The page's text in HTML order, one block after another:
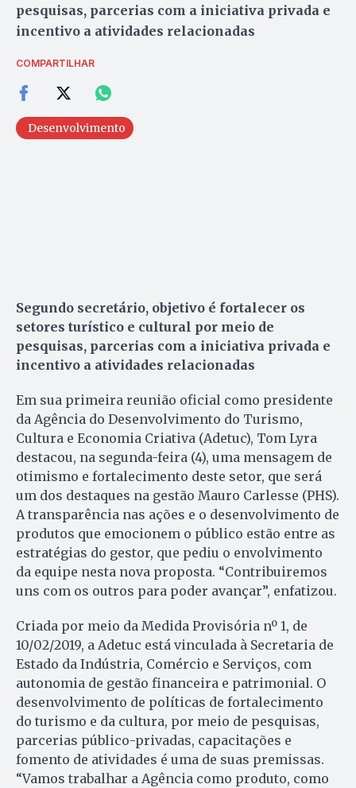
pesquisas, parcerias com a iniciativa privada e
incentivo a atividades relacionadas
COMPARTILHAR
Desenvolvimento
Segundo secretário, objetivo é fortalecer os
setores turístico e cultural por meio de
pesquisas, parcerias com a iniciativa privada e
incentivo a atividades relacionadas
Em sua primeira reunião oficial como presidente
da Agência do Desenvolvimento do Turismo,
Cultura e Economia Criativa (Adetuc), Tom Lyra
destacou, na segunda-feira (4), uma mensagem de
otimismo e fortalecimento deste setor, que será
um dos destaques na gestão Mauro Carlesse (PHS).
A transparência nas ações e o desenvolvimento de
produtos que emocionem o público estão entre as
estratégias do gestor, que pediu o envolvimento
da equipe nesta nova proposta. “Contribuiremos
uns com os outros para poder avançar”, enfatizou.
Criada por meio da Medida Provisória nº 1, de
10/02/2019, a Adetuc está vinculada à Secretaria de
Estado da Indústria, Comércio e Serviços, com
autonomia de gestão financeira e patrimonial. O
desenvolvimento de políticas de fortalecimento
do turismo e da cultura, por meio de pesquisas,
parcerias público-privadas, capacitações e
fomento de atividades é uma de suas premissas.
“Vamos trabalhar a Agência como produto, como